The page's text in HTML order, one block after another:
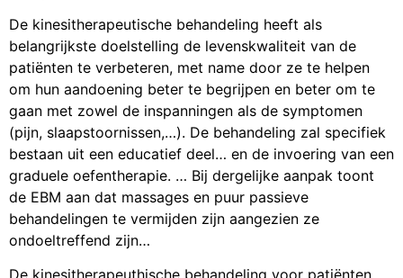
De kinesitherapeutische behandeling heeft als
belangrijkste doelstelling de levenskwaliteit van de
patiënten te verbeteren, met name door ze te helpen
om hun aandoening beter te begrijpen en beter om te
gaan met zowel de inspanningen als de symptomen
(pijn, slaapstoornissen,…). De behandeling zal specifiek
bestaan uit een educatief deel… en de invoering van een
graduele oefentherapie. … Bij dergelijke aanpak toont
de EBM aan dat massages en puur passieve
behandelingen te vermijden zijn aangezien ze
ondoeltreffend zijn…
De kinesitherapeuthische behandeling voor patiënten